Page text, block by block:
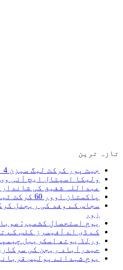
تازہ ترین
جیٹ پور کرکٹ لیگ سیزن 4 میں ڈائنرز کا فاتحانہ آغاز، پہلے روز دونوں میچز اپنے نام کر لیے یوسف جیٹ پور کی چار وکٹیں
ولیکا اسپتال ایچ آئی وی کیس: 37 اہلکاروں کو فائنل شوکاز غفلت ثابت ہونے پر ایف آئی
عبداللہ شفیق کی
پاکستان اوور 60 کرکٹ ٹیم ورلڈ کپ میں شرکت کے لیے کینیڈا روانہ، میری نیک تمنائیں پاکستان کرکٹ ٹیم کے ساتھ ہیں۔ سعید غنی
سجاس کے وفد کی ریجنل
زور
یومِ استحصالِ کشمیر:
کے ڈی اے آفیسرز کلب کے
ورلڈ یوتھ اسکریبل چیمپئن شپ: پاکستان کی 11 رکنی
حیدرآباد ریجن کی
یومِ شہدائے پولیس